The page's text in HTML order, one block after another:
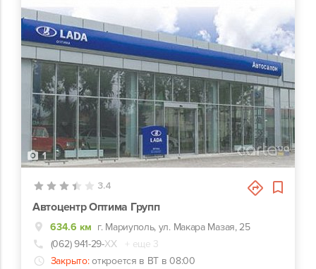
1
3.4
Автоцентр Оптима Групп
634.6 км г. Мариуполь, ул. Макара Мазая, 25
(062) 941-29-ХХ
+ еще 3
Закрыто: откроется в ВТ в 08:00